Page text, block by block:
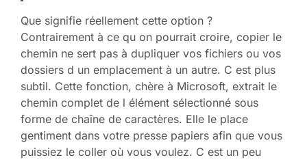
Que signifie réellement cette option ?
Contrairement à ce qu on pourrait croire, copier le
chemin ne sert pas à dupliquer vos fichiers ou vos
dossiers d un emplacement à un autre. C est plus
subtil. Cette fonction, chère à Microsoft, extrait le
chemin complet de l élément sélectionné sous
forme de chaîne de caractères. Elle le place
gentiment dans votre presse papiers afin que vous
puissiez le coller où vous voulez. C est un peu